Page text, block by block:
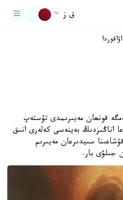
ق ز
اقوردا
قونعان مەيىرىمدى تۇستەپ
اناڭىزدىڭ بەينەسى كەلەرى انىق
سىيدىرعان مەيىرىم
جىلۋى بار.